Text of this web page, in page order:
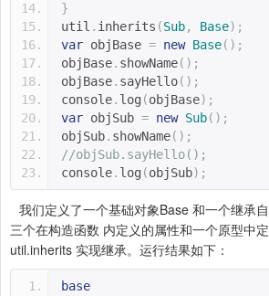
}
util . inherits (Sub, Base);
var objBase = new Base();
objBase. showName();
objBase. sayHello();
console. log (objBase);
var objSub = new Sub();
objSub. showName();
//objSub.sayHello();
console. log (objSub);
我们定义了一个基础对象Base 和一个继承
三个在构造函数 内定义的属性和一个原型中
util.inherits 实现继承。运行结果如下：
base